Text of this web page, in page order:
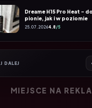
25.07.2026 4.8 /5
DALEJ